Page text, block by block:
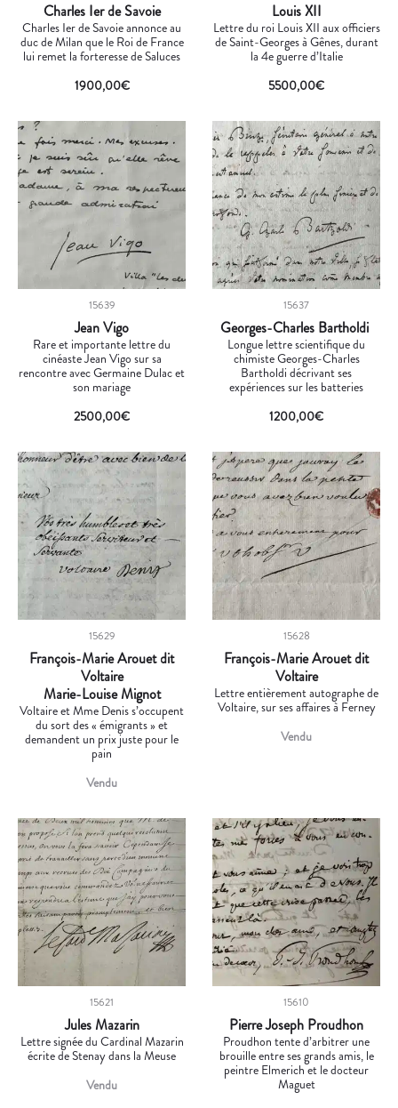
Charles Ier de Savoie
Charles Ier de Savoie annonce au
duc de Milan que le Roi de France
lui remet la forteresse de Saluces
1900,00€
Louis XII
Lettre du roi Louis XII aux officiers
de Saint-Georges à Gênes, durant
la 4e guerre d’Italie
5500,00€
15639
Jean Vigo
Rare et importante lettre du
cinéaste Jean Vigo sur sa
rencontre avec Germaine Dulac et
son mariage
2500,00€
15637
Georges-Charles Bartholdi
Longue lettre scientifique du
chimiste Georges-Charles
Bartholdi décrivant ses
expériences sur les batteries
1200,00€
15629
François-Marie Arouet dit
Voltaire
Marie-Louise Mignot
Voltaire et Mme Denis s’occupent
du sort des « émigrants » et
demandent un prix juste pour le
pain
Vendu
15628
François-Marie Arouet dit
Voltaire
Lettre entièrement autographe de
Voltaire, sur ses affaires à Ferney
Vendu
15621
Jules Mazarin
Lettre signée du Cardinal Mazarin
écrite de Stenay dans la Meuse
Vendu
15610
Pierre Joseph Proudhon
Proudhon tente d’arbitrer une
brouille entre ses grands amis, le
peintre Elmerich et le docteur
Maguet